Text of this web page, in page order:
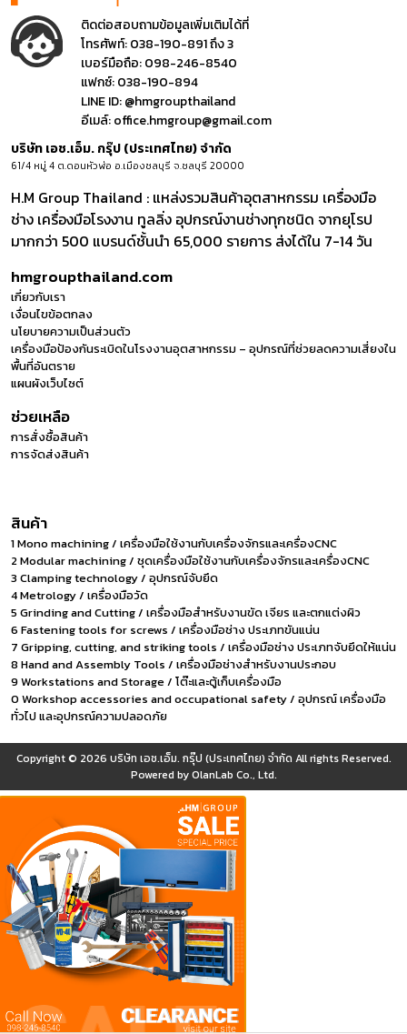
ติดต่อสอบถามข้อมูลเพิ่มเติมได้ที่
โทรศัพท์:038-190-891 ถึง 3
เบอร์มือถือ:098-246-8540
แฟกซ์:038-190-894
LINE ID:@hmgroupthailand
อีเมล์:office.hmgroup@gmail.com
บริษัท เอช.เอ็ม. กรุ๊ป (ประเทศไทย) จำกัด
61/4 หมู่ 4 ต.ดอนหัวฬ่อ อ.เมืองชลบุรี จ.ชลบุรี 20000
H.M Group Thailand : แหล่งรวมสินค้าอุตสาหกรรม เครื่องมือ
ช่าง เครื่องมือโรงงาน ทูลลิ่ง อุปกรณ์งานช่างทุกชนิด จากยุโรป
มากกว่า 500 แบรนด์ชั้นนำ 65,000 รายการ ส่งได้ใน 7-14 วัน
hmgroupthailand.com
เกี่ยวกับเรา
เงื่อนไขข้อตกลง
นโยบายความเป็นส่วนตัว
เครื่องมือป้องกันระเบิดในโรงงานอุตสาหกรรม – อุปกรณ์ที่ช่วยลดความเสี่ยงใน
พื้นที่อันตราย
แผนผังเว็บไซต์
ช่วยเหลือ
การสั่งซื้อสินค้า
การจัดส่งสินค้า
สินค้า
1 Mono machining / เครื่องมือใช้งานกับเครื่องจักรและเครื่องCNC
2 Modular machining / ชุดเครื่องมือใช้งานกับเครื่องจักรและเครื่องCNC
3 Clamping technology / อุปกรณ์จับยึด
4 Metrology / เครื่องมือวัด
5 Grinding and Cutting / เครื่องมือสำหรับงานขัด เจียร และตกแต่งผิว
6 Fastening tools for screws / เครื่องมือช่าง ประเภทขันแน่น
7 Gripping, cutting, and striking tools / เครื่องมือช่าง ประเภทจับยึดให้แน่น
8 Hand and Assembly Tools / เครื่องมือช่างสำหรับงานประกอบ
9 Workstations and Storage / โต๊ะและตู้เก็บเครื่องมือ
0 Workshop accessories and occupational safety / อุปกรณ์ เครื่องมือ
ทั่วไป และอุปกรณ์ความปลอดภัย
Copyright © 2026 บริษัท เอช.เอ็ม. กรุ๊ป (ประเทศไทย) จำกัด All rights Reserved.
Powered byOlanLab Co., Ltd.